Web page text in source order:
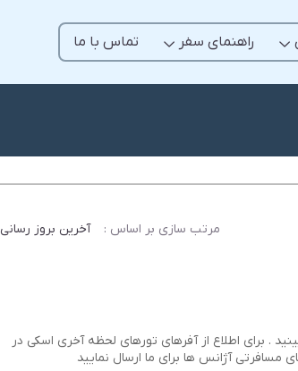
راهنمای سفر تماس با ما
مرتب سازی بر اساس : آخرین بروز رسانی
. برای اطلاع از آفرهای تورهای لحظه آخری اسکی در
آژانس ها برای ما ارسال نمایید